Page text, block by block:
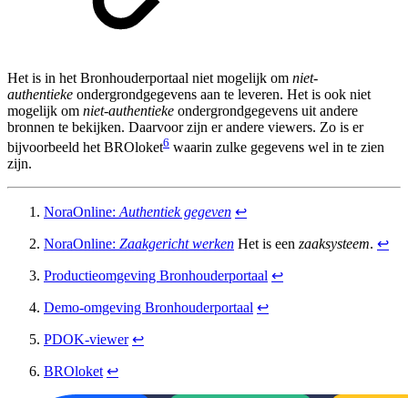
Het is in het Bronhouderportaal niet mogelijk om niet-
authentieke ondergrondgegevens aan te leveren. Het is ook niet
mogelijk om niet-authentieke ondergrondgegevens uit andere
bronnen te bekijken. Daarvoor zijn er andere viewers. Zo is er
bijvoorbeeld het BROloket6 waarin zulke gegevens wel in te zien
zijn.
NoraOnline: Authentiek gegeven ↩︎
NoraOnline: Zaakgericht werken Het is een zaaksysteem. ↩︎
Productieomgeving Bronhouderportaal ↩︎
Demo-omgeving Bronhouderportaal ↩︎
PDOK-viewer ↩︎
BROloket ↩︎